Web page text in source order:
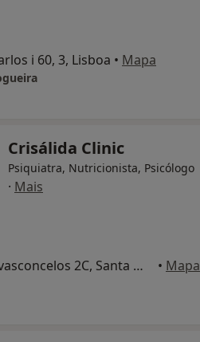
i 60, 3, Lisboa • Mapa
Crisálida Clinic
Psiquiatra, Nutricionista, Psicólogo
· Mais
R jorge Croner vasconcelos 2C, Santa Marta do Pinhal, Corroios, Seixal • Mapa